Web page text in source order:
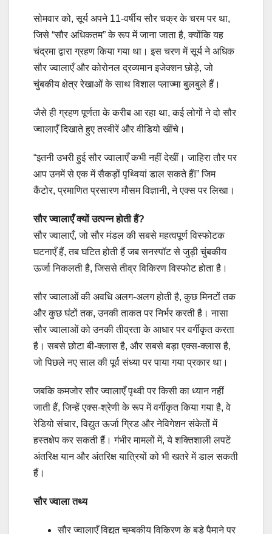
सोमवार को, सूर्य अपने 11-वर्षीय सौर चक्र के चरम पर था,
जिसे “सौर अधिकतम” के रूप में जाना जाता है, क्योंकि यह
चंद्रमा द्वारा ग्रहण किया गया था। इस चरण में सूर्य ने अधिक
सौर ज्वालाएँ और कोरोनल द्रव्यमान इजेक्शन छोड़े, जो
चुंबकीय क्षेत्र रेखाओं के साथ विशाल प्लाज्मा बुलबुले हैं।
जैसे ही ग्रहण पूर्णता के करीब आ रहा था, कई लोगों ने दो सौर
ज्वालाएँ दिखाते हुए तस्वीरें और वीडियो खींचे।
“इतनी उभरी हुई सौर ज्वालाएँ कभी नहीं देखीं। जाहिरा तौर पर
आप उनमें से एक में सैकड़ों पृथ्वियां डाल सकते हैं!” जिम
कैंटोर, प्रमाणित प्रसारण मौसम विज्ञानी, ने एक्स पर लिखा।
सौर ज्वालाएँ क्यों उत्पन्न होती हैं?
सौर ज्वालाएँ, जो सौर मंडल की सबसे महत्वपूर्ण विस्फोटक
घटनाएँ हैं, तब घटित होती हैं जब सनस्पॉट से जुड़ी चुंबकीय
ऊर्जा निकलती है, जिससे तीव्र विकिरण विस्फोट होता है।
सौर ज्वालाओं की अवधि अलग-अलग होती है, कुछ मिनटों तक
और कुछ घंटों तक, उनकी ताकत पर निर्भर करती है। नासा
सौर ज्वालाओं को उनकी तीव्रता के आधार पर वर्गीकृत करता
है। सबसे छोटा बी-क्लास है, और सबसे बड़ा एक्स-क्लास है,
जो पिछले नए साल की पूर्व संध्या पर पाया गया प्रकार था।
जबकि कमजोर सौर ज्वालाएँ पृथ्वी पर किसी का ध्यान नहीं
जाती हैं, जिन्हें एक्स-श्रेणी के रूप में वर्गीकृत किया गया है, वे
रेडियो संचार, विद्युत ऊर्जा ग्रिड और नेविगेशन संकेतों में
हस्तक्षेप कर सकती हैं। गंभीर मामलों में, ये शक्तिशाली लपटें
अंतरिक्ष यान और अंतरिक्ष यात्रियों को भी खतरे में डाल सकती
हैं।
सौर ज्वाला तथ्य
सौर ज्वालाएँ विद्युत चुम्बकीय विकिरण के बड़े पैमाने पर